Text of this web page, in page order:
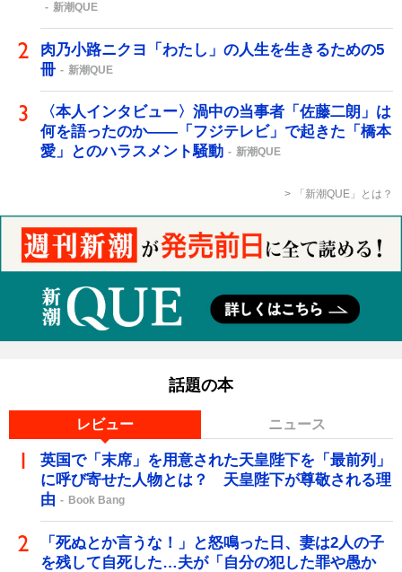
新潮QUE
肉乃小路ニクヨ「わたし」の人生を生きるための5
冊
新潮QUE
〈本人インタビュー〉渦中の当事者「佐藤二朗」は
何を語ったのか――「フジテレビ」で起きた「橋本
愛」とのハラスメント騒動
新潮QUE
「新潮QUE」とは？
話題の本
レビュー ニュース
英国で「末席」を用意された天皇陛下を「最前列」
に呼び寄せた人物とは？ 天皇陛下が尊敬される理
由
Book Bang
「死ぬとか言うな！」と怒鳴った日、妻は2人の子
を残して自死した…夫が「自分の犯した罪や愚か